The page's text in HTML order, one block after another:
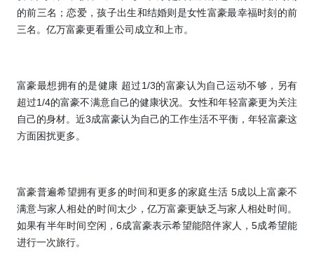
的前三名；恋爱，孩子出生和结婚则是女性富豪最幸福时刻的前
三名。亿万富豪更看重公司成立和上市。
富豪最想拥有的是健康 超过1/3的富豪认为自己运动不够，另有
超过1/4的富豪不满意自己的健康状况。女性和年轻富豪更为关注
自己的身材。近3成富豪认为自己的工作生活不平衡，年轻富豪这
方面困扰更多。
富豪普遍希望拥有更多的时间和更多的家庭生活 5成以上富豪不
满意与家人相处的时间太少，亿万富豪更缺乏与家人相处时间。
如果有半年时间空闲，6成富豪表示希望能陪伴家人，5成希望能
进行一次旅行。